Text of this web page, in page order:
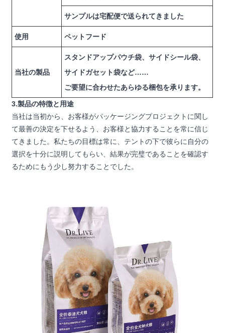
サンプルは宅配便で送られてきました
使用 ペットフード
当社の製品
スタンドアップパウチ袋、サイドシール袋、
サイドガセット袋など……
ご要望に合わせたあらゆる梱包を承ります。
3.製品の特徴と用途
当社は当初から、お客様がパッケージングプロジェクトに関し
て最善の決定を下せるよう、お客様と協力することを常に信じ
てきました。私たちの目標は常に、テントの下で彼らに自分の
選択を十分に説明してもらい、結果が完璧であることを確認す
るためにもう少し努力することでした。